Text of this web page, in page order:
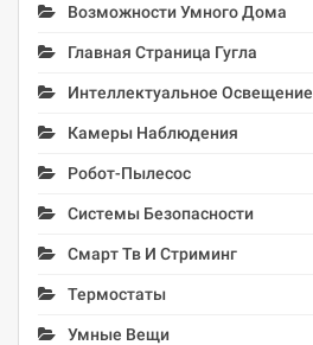
Возможности Умного Дома
Главная Страница Гугла
Интеллектуальное Освещение
Камеры Наблюдения
Робот-Пылесос
Системы Безопасности
Смарт Тв И Стриминг
Термостаты
Умные Вещи